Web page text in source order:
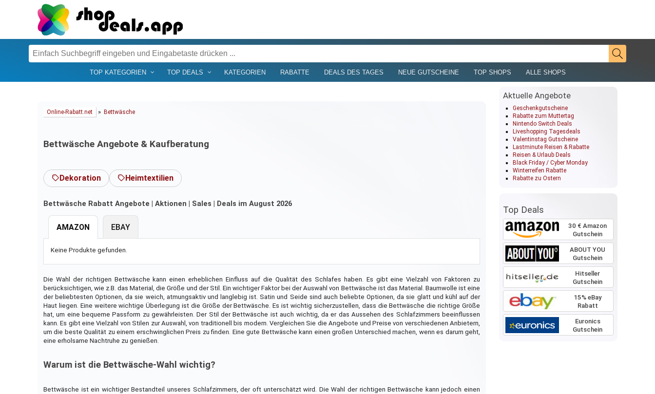
TOP KATEGORIEN TOP DEALS KATEGORIEN RABATTE DEALS DES TAGES NEUE GUTSCHEINE TOP SHOPS ALLE SHOPS
Online-Rabatt.net » Bettwäsche
Bettwäsche Angebote & Kaufberatung
Dekoration Heimtextilien
Bettwäsche Rabatt Angebote | Aktionen | Sales | Deals im August 2026
AMAZON
Keine Produkte gefunden.
EBAY
Die Wahl der richtigen Bettwäsche kann einen erheblichen Einfluss auf die Qualität des Schlafes haben. Es gibt eine Vielzahl von Faktoren zu
berücksichtigen, wie z.B. das Material, die Größe und der Stil. Ein wichtiger Faktor bei der Auswahl von Bettwäsche ist das Material. Baumwolle ist eine
der beliebtesten Optionen, da sie weich, atmungsaktiv und langlebig ist. Satin und Seide sind auch beliebte Optionen, da sie glatt und kühl auf der
Haut liegen. Eine weitere wichtige Überlegung ist die Größe der Bettwäsche. Es ist wichtig sicherzustellen, dass die Bettwäsche die richtige Größe
hat, um eine bequeme Passform zu gewährleisten. Der Stil der Bettwäsche ist auch wichtig, da er das Aussehen des Schlafzimmers beeinflussen
kann. Es gibt eine Vielzahl von Stilen zur Auswahl, von traditionell bis modern. Vergleichen Sie die Angebote und Preise von verschiedenen Anbietern,
um die beste Qualität zu einem erschwinglichen Preis zu finden. Eine gute Bettwäsche kann einen großen Unterschied machen, wenn es darum geht,
eine erholsame Nachtruhe zu genießen.
Warum ist die Bettwäsche-Wahl wichtig?
Bettwäsche ist ein wichtiger Bestandteil unseres Schlafzimmers, der oft unterschätzt wird. Die Wahl der richtigen Bettwäsche kann jedoch einen
Aktuelle Angebote
Geschenkgutscheine
Rabatte zum Muttertag
Nintendo Switch Deals
Liveshopping Tagesdeals
Valentinstag Gutscheine
Lastminute Reisen & Rabatte
Reisen & Urlaub Deals
Black Friday / Cyber Monday
Winterreifen Rabatte
Rabatte zu Ostern
Top Deals
30 € Amazon
Gutschein
ABOUT YOU
Gutschein
Hitseller
Gutschein
15% eBay
Rabatt
Euronics
Gutschein